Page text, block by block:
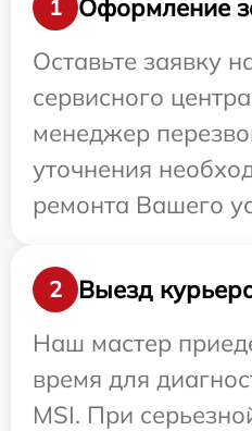
1
Оформление
Оставьте заявку
сервисного
менеджер
уточнения
ремонта Вашего
2
Выезд
Наш мастер
время для
MSI. При